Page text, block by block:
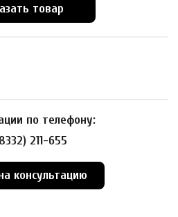
товар
по телефону:
211-655
консультацию